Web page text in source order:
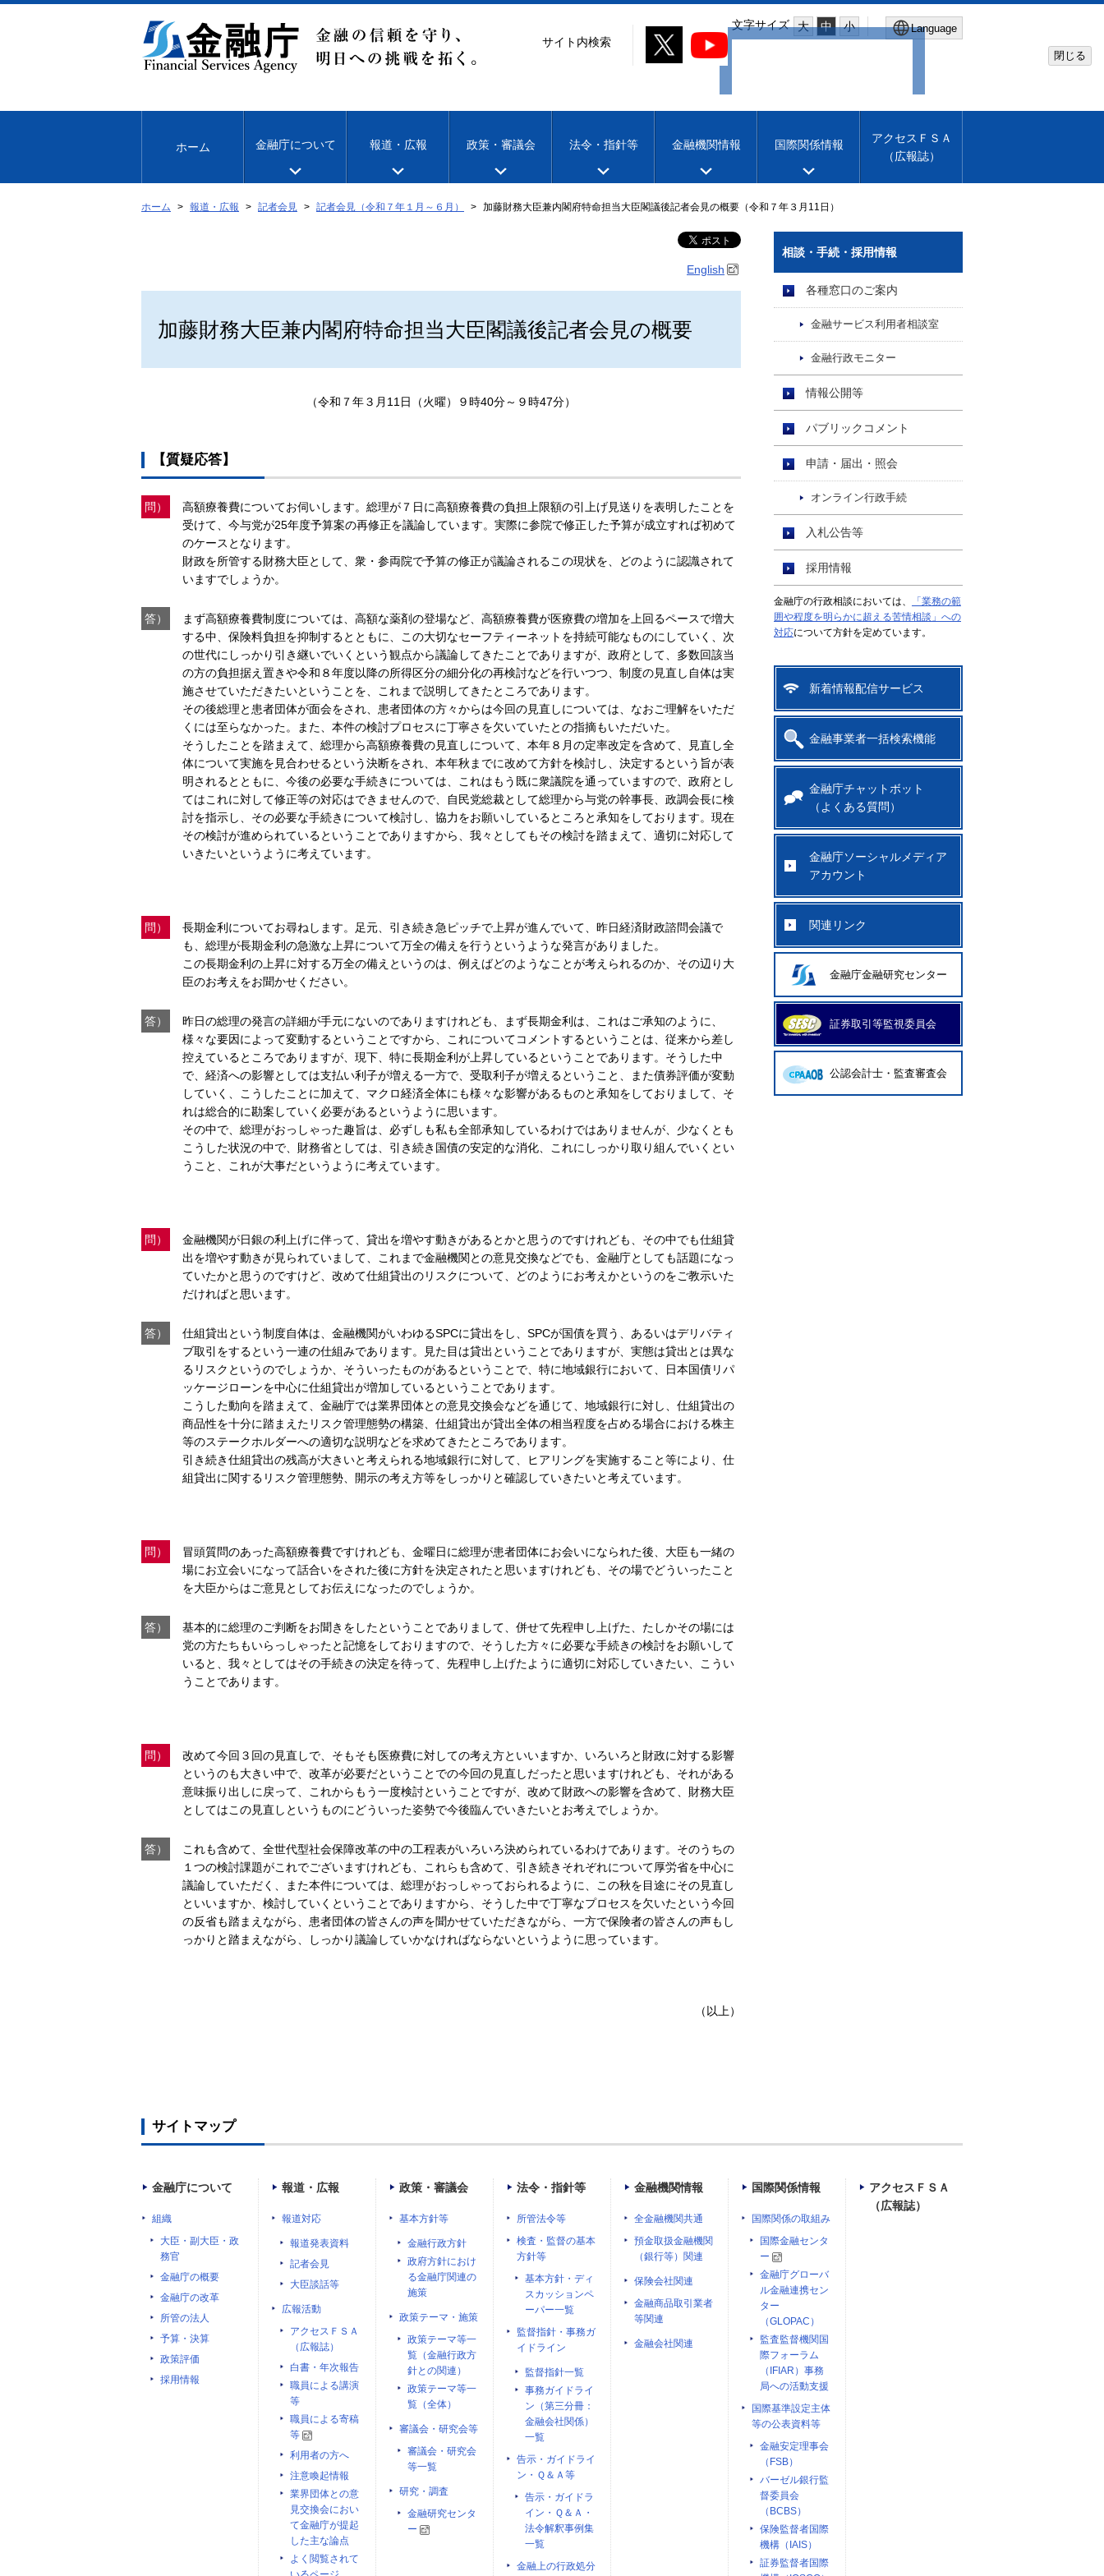
文
移
文字サイズ 大 中 小 Language
Machine translation
閉じる
サイト内検索
ホーム 金融庁について 報道・広報 政策・審議会 法令・指針等 金融機関情報 国際関係情報
アクセスＦＳＡ
（広報誌）
ホーム 報道・広報 記者会見 記者会見（令和７年１月～６月） 加藤財務大臣兼内閣府特命担当大臣閣議後記者会見の概要（令和７年３月11日）
English
加藤財務大臣兼内閣府特命担当大臣閣議後記者会見の概要
（令和７年３月11日（火曜）９時40分～９時47分）
【質疑応答】
問）
高額療養費についてお伺いします。総理が７日に高額療養費の負担上限額の引上げ見送りを表明したことを
受けて、今与党が25年度予算案の再修正を議論しています。実際に参院で修正した予算が成立すれば初めて
のケースとなります。
財政を所管する財務大臣として、衆・参両院で予算の修正が議論されるこの現状を、どのように認識されて
いますでしょうか。
答）
まず高額療養費制度については、高額な薬剤の登場など、高額療養費が医療費の増加を上回るペースで増大
する中、保険料負担を抑制するとともに、この大切なセーフティーネットを持続可能なものにしていく、次
の世代にしっかり引き継いでいくという観点から議論してきたことでありますが、政府として、多数回該当
の方の負担据え置きや令和８年度以降の所得区分の細分化の再検討などを行いつつ、制度の見直し自体は実
施させていただきたいということを、これまで説明してきたところであります。
その後総理と患者団体が面会をされ、患者団体の方々からは今回の見直しについては、なおご理解をいただ
くには至らなかった。また、本件の検討プロセスに丁寧さを欠いていたとの指摘もいただいた。
そうしたことを踏まえて、総理から高額療養費の見直しについて、本年８月の定率改定を含めて、見直し全
体について実施を見合わせるという決断をされ、本年秋までに改めて方針を検討し、決定するという旨が表
明されるとともに、今後の必要な手続きについては、これはもう既に衆議院を通っていますので、政府とし
てはこれに対して修正等の対応はできませんので、自民党総裁として総理から与党の幹事長、政調会長に検
討を指示し、その必要な手続きについて検討し、協力をお願いしているところと承知をしております。現在
その検討が進められているということでありますから、我々としてもその検討を踏まえて、適切に対応して
いきたいというように考えています。
問）
長期金利についてお尋ねします。足元、引き続き急ピッチで上昇が進んでいて、昨日経済財政諮問会議で
も、総理が長期金利の急激な上昇について万全の備えを行うというような発言がありました。
この長期金利の上昇に対する万全の備えというのは、例えばどのようなことが考えられるのか、その辺り大
臣のお考えをお聞かせください。
答）
昨日の総理の発言の詳細が手元にないのでありますけれども、まず長期金利は、これはご承知のように、
様々な要因によって変動するということですから、これについてコメントするということは、従来から差し
控えているところでありますが、現下、特に長期金利が上昇しているということであります。そうした中
で、経済への影響としては支払い利子が増える一方で、受取利子が増えるということ、また債券評価が変動
していく、こうしたことに加えて、マクロ経済全体にも様々な影響があるものと承知をしておりまして、そ
れは総合的に勘案していく必要があるというように思います。
その中で、総理がおっしゃった趣旨は、必ずしも私も全部承知しているわけではありませんが、少なくとも
こうした状況の中で、財務省としては、引き続き国債の安定的な消化、これにしっかり取り組んでいくとい
うこと、これが大事だというように考えています。
問）
金融機関が日銀の利上げに伴って、貸出を増やす動きがあるとかと思うのですけれども、その中でも仕組貸
出を増やす動きが見られていまして、これまで金融機関との意見交換などでも、金融庁としても話題になっ
ていたかと思うのですけど、改めて仕組貸出のリスクについて、どのようにお考えかというのをご教示いた
だければと思います。
答）
仕組貸出という制度自体は、金融機関がいわゆるSPCに貸出をし、SPCが国債を買う、あるいはデリバティ
ブ取引をするという一連の仕組みであります。見た目は貸出ということでありますが、実態は貸出とは異な
るリスクというのでしょうか、そういったものがあるということで、特に地域銀行において、日本国債リパ
ッケージローンを中心に仕組貸出が増加しているということであります。
こうした動向を踏まえて、金融庁では業界団体との意見交換会などを通じて、地域銀行に対し、仕組貸出の
商品性を十分に踏まえたリスク管理態勢の構築、仕組貸出が貸出全体の相当程度を占める場合における株主
等のステークホルダーへの適切な説明などを求めてきたところであります。
引き続き仕組貸出の残高が大きいと考えられる地域銀行に対して、ヒアリングを実施すること等により、仕
組貸出に関するリスク管理態勢、開示の考え方等をしっかりと確認していきたいと考えています。
問）
冒頭質問のあった高額療養費ですけれども、金曜日に総理が患者団体にお会いになられた後、大臣も一緒の
場にお立会いになって話合いをされた後に方針を決定されたと思いますけれども、その場でどういったこと
を大臣からはご意見としてお伝えになったのでしょうか。
答）
基本的に総理のご判断をお聞きをしたということでありまして、併せて先程申し上げた、たしかその場には
党の方たちもいらっしゃったと記憶をしておりますので、そうした方々に必要な手続きの検討をお願いして
いると、我々としてはその手続きの決定を待って、先程申し上げたように適切に対応していきたい、こうい
うことであります。
問）
改めて今回３回の見直しで、そもそも医療費に対しての考え方といいますか、いろいろと財政に対する影響
というのも大きい中で、改革が必要だということでの今回の見直しだったと思いますけれども、それがある
意味振り出しに戻って、これからもう一度検討ということですが、改めて財政への影響を含めて、財務大臣
としてはこの見直しというものにどういった姿勢で今後臨んでいきたいとお考えでしょうか。
答）
これも含めて、全世代型社会保障改革の中の工程表がいろいろ決められているわけであります。そのうちの
１つの検討課題がこれでございますけれども、これらも含めて、引き続きそれぞれについて厚労省を中心に
議論していただく、また本件については、総理がおっしゃっておられるように、この秋を目途にその見直し
といいますか、検討していくということでありますから、そうした中で丁寧なプロセスを欠いたという今回
の反省も踏まえながら、患者団体の皆さんの声を聞かせていただきながら、一方で保険者の皆さんの声もし
っかりと踏まえながら、しっかり議論していかなければならないというように思っています。
（以上）
相談・手続・採用情報
各種窓口のご案内
金融サービス利用者相談室
金融行政モニター
情報公開等
パブリックコメント
申請・届出・照会
オンライン行政手続
入札公告等
採用情報
金融庁の行政相談においては、
「業務の範
囲や程度を明らかに超える苦情相談」への
対応について方針を定めています。
新着情報配信サービス
金融事業者一括検索機能
金融庁チャットボット
（よくある質問）
金融庁ソーシャルメディア
アカウント
関連リンク
金融庁金融研究センター
証券取引等監視委員会
公認会計士・監査審査会
サイトマップ
金融庁について
組織
大臣・副大臣・政
務官
金融庁の概要
金融庁の改革
所管の法人
予算・決算
政策評価
採用情報
報道・広報
報道対応
報道発表資料
記者会見
大臣談話等
広報活動
アクセスＦＳＡ
（広報誌）
白書・年次報告
職員による講演
等
職員による寄稿
等
利用者の方へ
注意喚起情報
業界団体との意
見交換会におい
て金融庁が提起
した主な論点
よく閲覧されて
政策・審議会
基本方針等
金融行政方針
政府方針におけ
る金融庁関連の
施策
政策テーマ・施策
政策テーマ等一
覧（金融行政方
針との関連）
政策テーマ等一
覧（全体）
審議会・研究会等
審議会・研究会
等一覧
研究・調査
金融研究センタ
ー
法令・指針等
所管法令等
検査・監督の基本
方針等
基本方針・ディ
スカッションペ
ーパー一覧
監督指針・事務ガ
イドライン
監督指針一覧
事務ガイドライ
ン（第三分冊：
金融会社関係）
一覧
告示・ガイドライ
ン・Ｑ＆Ａ等
告示・ガイドラ
イン・Ｑ＆Ａ・
法令解釈事例集
一覧
金融上の行政処分
金融機関情報
全金融機関共通
預金取扱金融機関
（銀行等）関連
保険会社関連
金融商品取引業者
等関連
金融会社関連
国際関係情報
国際関係の取組み
国際金融センタ
ー
金融庁グローバ
ル金融連携セン
ター
（GLOPAC）
監査監督機関国
際フォーラム
（IFIAR）事務
局への活動支援
国際基準設定主体
等の公表資料等
金融安定理事会
（FSB）
バーゼル銀行監
督委員会
（BCBS）
保険監督者国際
機構（IAIS）
証券監督者国際
アクセスＦＳＡ
（広報誌）